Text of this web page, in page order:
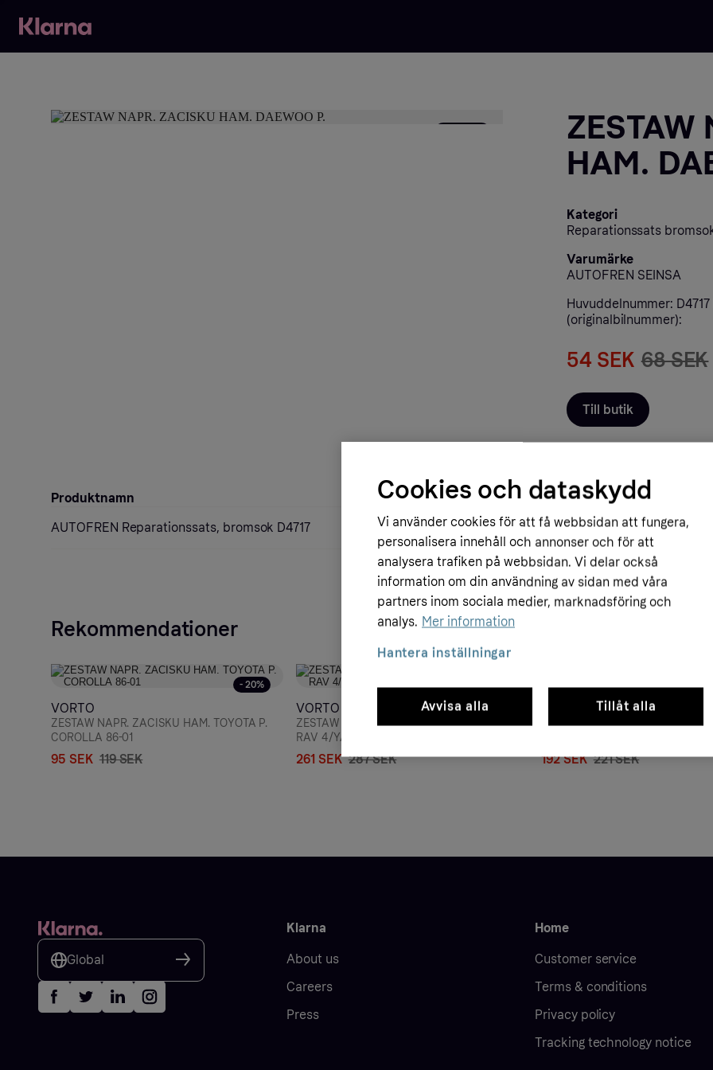
ZESTAW
HAM.
Kategori
Reparationssats
Varumärke
AUTOFREN SEINSA
Huvuddelnummer:
(originalbilnummer):
54 SEK 68 SEK
Till butik
Produktnamn Butik
Pris
AUTOFREN Reparationssats, bromsok D4717
Mekster 54 SEK
Rekommendationer
- 20%
VORTO
ZESTAW NAPR. ZACISKU HAM. TOYOTA P.
COROLLA 86-01
95 SEK 119 SEK
- 9%
VORTO
ZESTAW NAPR. ZACISKU HAM. TOYOTA T.
RAV 4/YARIS 1,3-2,0 99-05 SUPER KIT
261 SEK 287 SEK
Reparationssats, bromsok
192 SEK 221 SEK
Global
Klarna
About us
Careers
Press
Home
Customer service
Terms & conditions
Privacy policy
Tracking technology notice
Cookies och dataskydd
Vi använder cookies för att få webbsidan att fungera,
personalisera innehåll och annonser och för att
analysera trafiken på webbsidan. Vi delar också
information om din användning av sidan med våra
partners inom sociala medier, marknadsföring och
analys. Mer information
Avvisa alla Tillåt alla
Hantera inställningar